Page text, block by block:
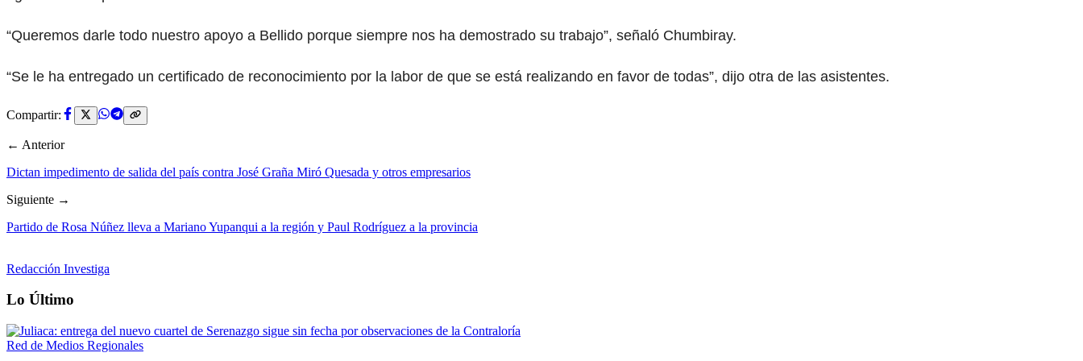
“Queremos darle todo nuestro apoyo a Bellido porque siempre nos ha demostrado su trabajo”, señaló Chumbiray.
“Se le ha entregado un certificado de reconocimiento por la labor de que se está realizando en favor de todas”, dijo otra de las asistentes.
Compartir:
← Anterior
Dictan impedimento de salida del país contra José Graña Miró Quesada y otros empresarios
Siguiente →
Partido de Rosa Núñez lleva a Mariano Yupanqui a la región y Paul Rodríguez a la provincia
Redacción Investiga
Lo Último
Red de Medios Regionales